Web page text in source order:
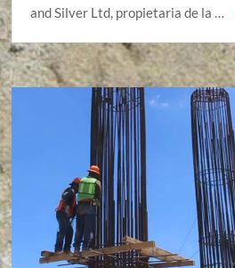
and Silver Ltd, propietaria de la …